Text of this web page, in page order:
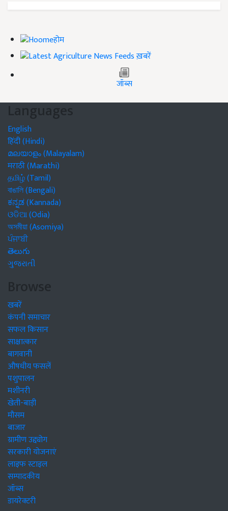
होम
ख़बरें
जॉब्स
Languages
English
हिंदी (Hindi)
മലയാളം (Malayalam)
मराठी (Marathi)
தமிழ் (Tamil)
বাঙালি (Bengali)
ಕನ್ನಡ (Kannada)
ଓଡିଆ (Odia)
অসমীয়া (Asomiya)
ਪੰਜਾਬੀ
తెలుగు
ગુજરાતી
Browse
खबरें
कंपनी समाचार
सफल किसान
साक्षात्कार
बागवानी
औषधीय फसलें
पशुपालन
मशीनरी
खेती-बाड़ी
मौसम
बाजार
ग्रामीण उद्द्योग
सरकारी योजनाएं
लाइफ स्टाइल
सम्पादकीय
जॉब्स
डायरेक्टरी